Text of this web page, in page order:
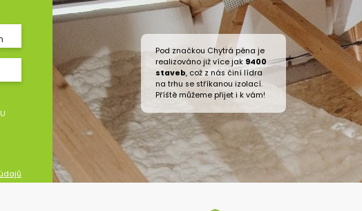
Pod značkou Chytrá pěna je
realizováno již více jak 9400
staveb, což z nás činí lídra
na trhu se stříkanou izolací.
Příště můžeme přijet i k vám!